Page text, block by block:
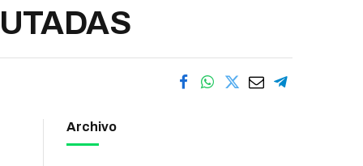
Archivo